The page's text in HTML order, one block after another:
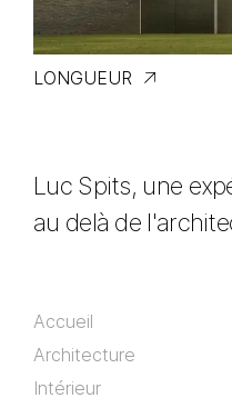
LONGUEUR
Luc Spits, une
au delà de
Accueil
Architecture
Intérieur